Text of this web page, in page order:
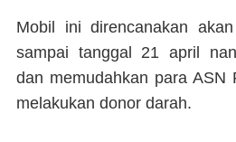
Mobil ini direncanakan
sampai tanggal 21 april
dan memudahkan para ASN
melakukan donor darah.